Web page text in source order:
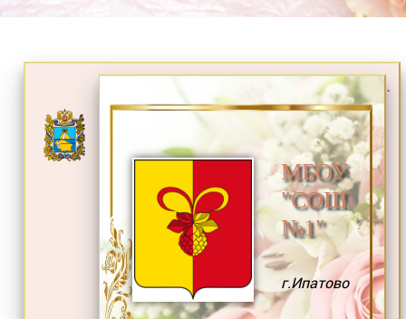
.
МБОУ
"СОШ
№1"
г.Ипатово